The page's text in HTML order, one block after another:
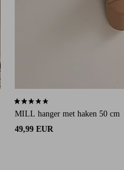
MILL hanger met haken 50 cm
49,99 EUR
2,7 op basis van 12 beoordelingen